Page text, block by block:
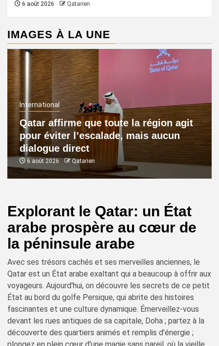
6 août 2026 Qatarien
IMAGES À LA UNE
International
Qatar affirme que toute la région agit
pour éviter l’escalade, mais aucun
dialogue direct
6 août 2026 Qatarien
Explorant le Qatar: un État
arabe prospère au cœur de
la péninsule arabe
Avec ses trésors cachés et ses merveilles anciennes, le
Qatar est un État arabe exaltant qui a beaucoup à offrir aux
voyageurs. Aujourd'hui, on découvre les secrets de ce petit
État au bord du golfe Persique, qui abrite des histoires
fascinantes et une culture dynamique. Émerveillez-vous
devant les rues antiques de sa capitale, Doha ; partez à la
découverte des quartiers animés et remplis d'énergie ;